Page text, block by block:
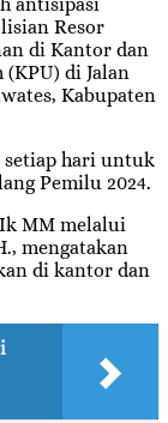
antisipasi
Resor
di Kantor dan
di Jalan
Kabupaten
setiap hari untuk
Pemilu 2024.
MM melalui
mengatakan
di kantor dan